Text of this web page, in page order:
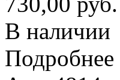
В наличии
Подробнее